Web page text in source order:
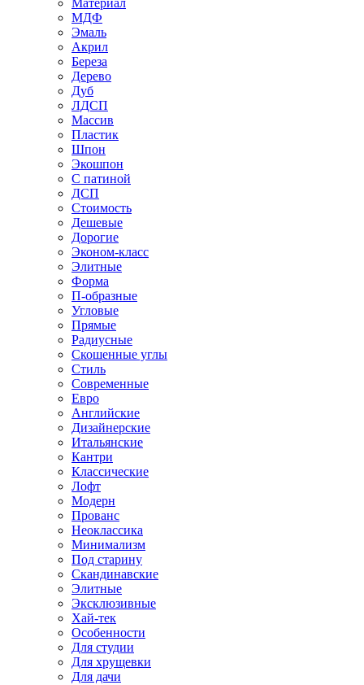
Материал
МДФ
Эмаль
Акрил
Береза
Дерево
Дуб
ЛДСП
Массив
Пластик
Шпон
Экошпон
С патиной
ДСП
Стоимость
Дешевые
Дорогие
Эконом-класс
Элитные
Форма
П-образные
Угловые
Прямые
Радиусные
Скошенные углы
Стиль
Современные
Евро
Английские
Дизайнерские
Итальянские
Кантри
Классические
Лофт
Модерн
Прованс
Неоклассика
Минимализм
Под старину
Скандинавские
Элитные
Эксклюзивные
Хай-тек
Особенности
Для студии
Для хрущевки
Для дачи